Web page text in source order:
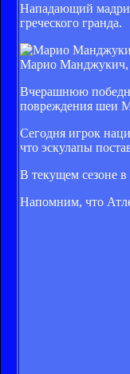
Нападающий
греческого гранда.
Марио Манджукич,
Вчерашнюю
повреждения шеи
Сегодня игрок
что эскулапы
В текущем сезоне
Напомним, что